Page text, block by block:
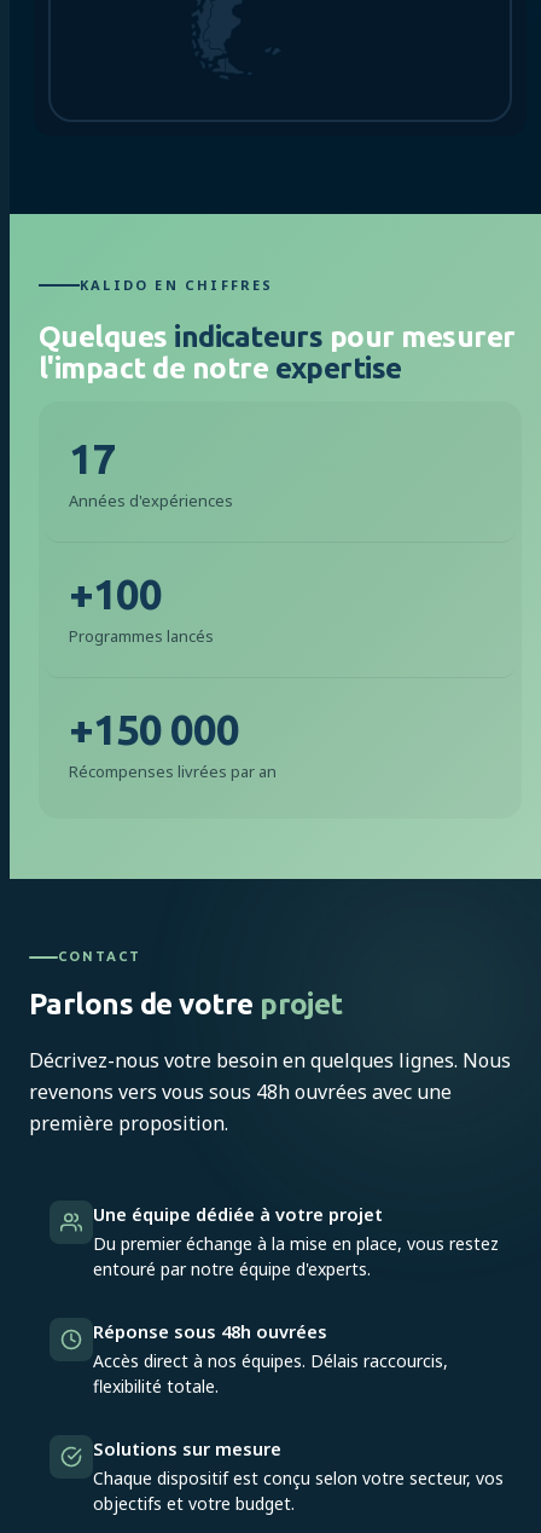
KALIDO EN CHIFFRES
Quelques indicateurs pour mesurer
l'impact de notre expertise
17
Années d'expériences
+100
Programmes lancés
+150 000
Récompenses livrées par an
CONTACT
Parlons de votre projet
Décrivez-nous votre besoin en quelques lignes. Nous
revenons vers vous sous 48h ouvrées avec une
première proposition.
Une équipe dédiée à votre projet
Du premier échange à la mise en place, vous restez
entouré par notre équipe d'experts.
Réponse sous 48h ouvrées
Accès direct à nos équipes. Délais raccourcis,
flexibilité totale.
Solutions sur mesure
Chaque dispositif est conçu selon votre secteur, vos
objectifs et votre budget.